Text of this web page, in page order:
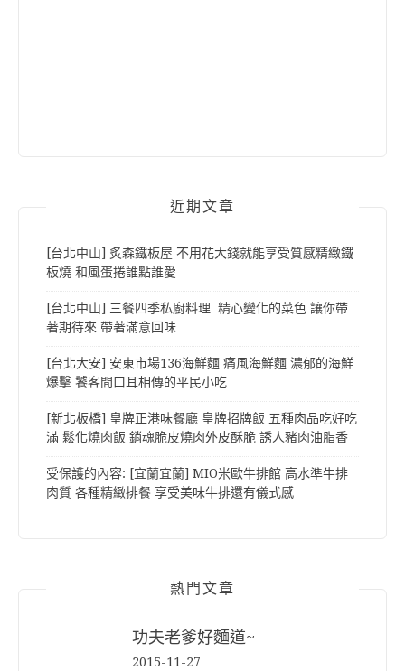
近期文章
[台北中山] 炙森鐵板屋 不用花大錢就能享受質感精緻鐵
板燒 和風蛋捲誰點誰愛
[台北中山] 三餐四季私廚料理 精心變化的菜色 讓你帶
著期待來 帶著滿意回味
[台北大安] 安東市場136海鮮麵 痛風海鮮麵 濃郁的海鮮
爆擊 饕客間口耳相傳的平民小吃
[新北板橋] 皇牌正港味餐廳 皇牌招牌飯 五種肉品吃好吃
滿 鬆化燒肉飯 銷魂脆皮燒肉外皮酥脆 誘人豬肉油脂香
受保護的內容: [宜蘭宜蘭] MIO米歐牛排館 高水準牛排
肉質 各種精緻排餐 享受美味牛排還有儀式感
熱門文章
功夫老爹好麵道~
2015-11-27